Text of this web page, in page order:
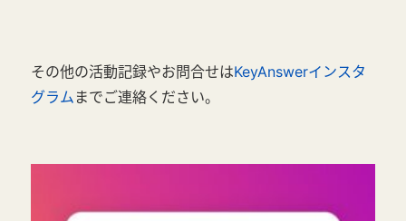
その他の活動記録やお問合せはKeyAnswerインスタ
グラム までご連絡ください。